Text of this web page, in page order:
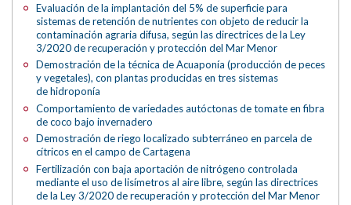
Evaluación de la implantación del 5% de superficie para
sistemas de retención de nutrientes con objeto de reducir la
contaminación agraria difusa, según las directrices de la Ley
3/2020 de recuperación y protección del Mar Menor
Demostración de la técnica de Acuaponía (producción de peces
y vegetales), con plantas producidas en tres sistemas
de hidroponía
Comportamiento de variedades autóctonas de tomate en fibra
de coco bajo invernadero
Demostración de riego localizado subterráneo en parcela de
cítricos en el campo de Cartagena
Fertilización con baja aportación de nitrógeno controlada
mediante el uso de lisímetros al aire libre, según las directrices
de la Ley 3/2020 de recuperación y protección del Mar Menor